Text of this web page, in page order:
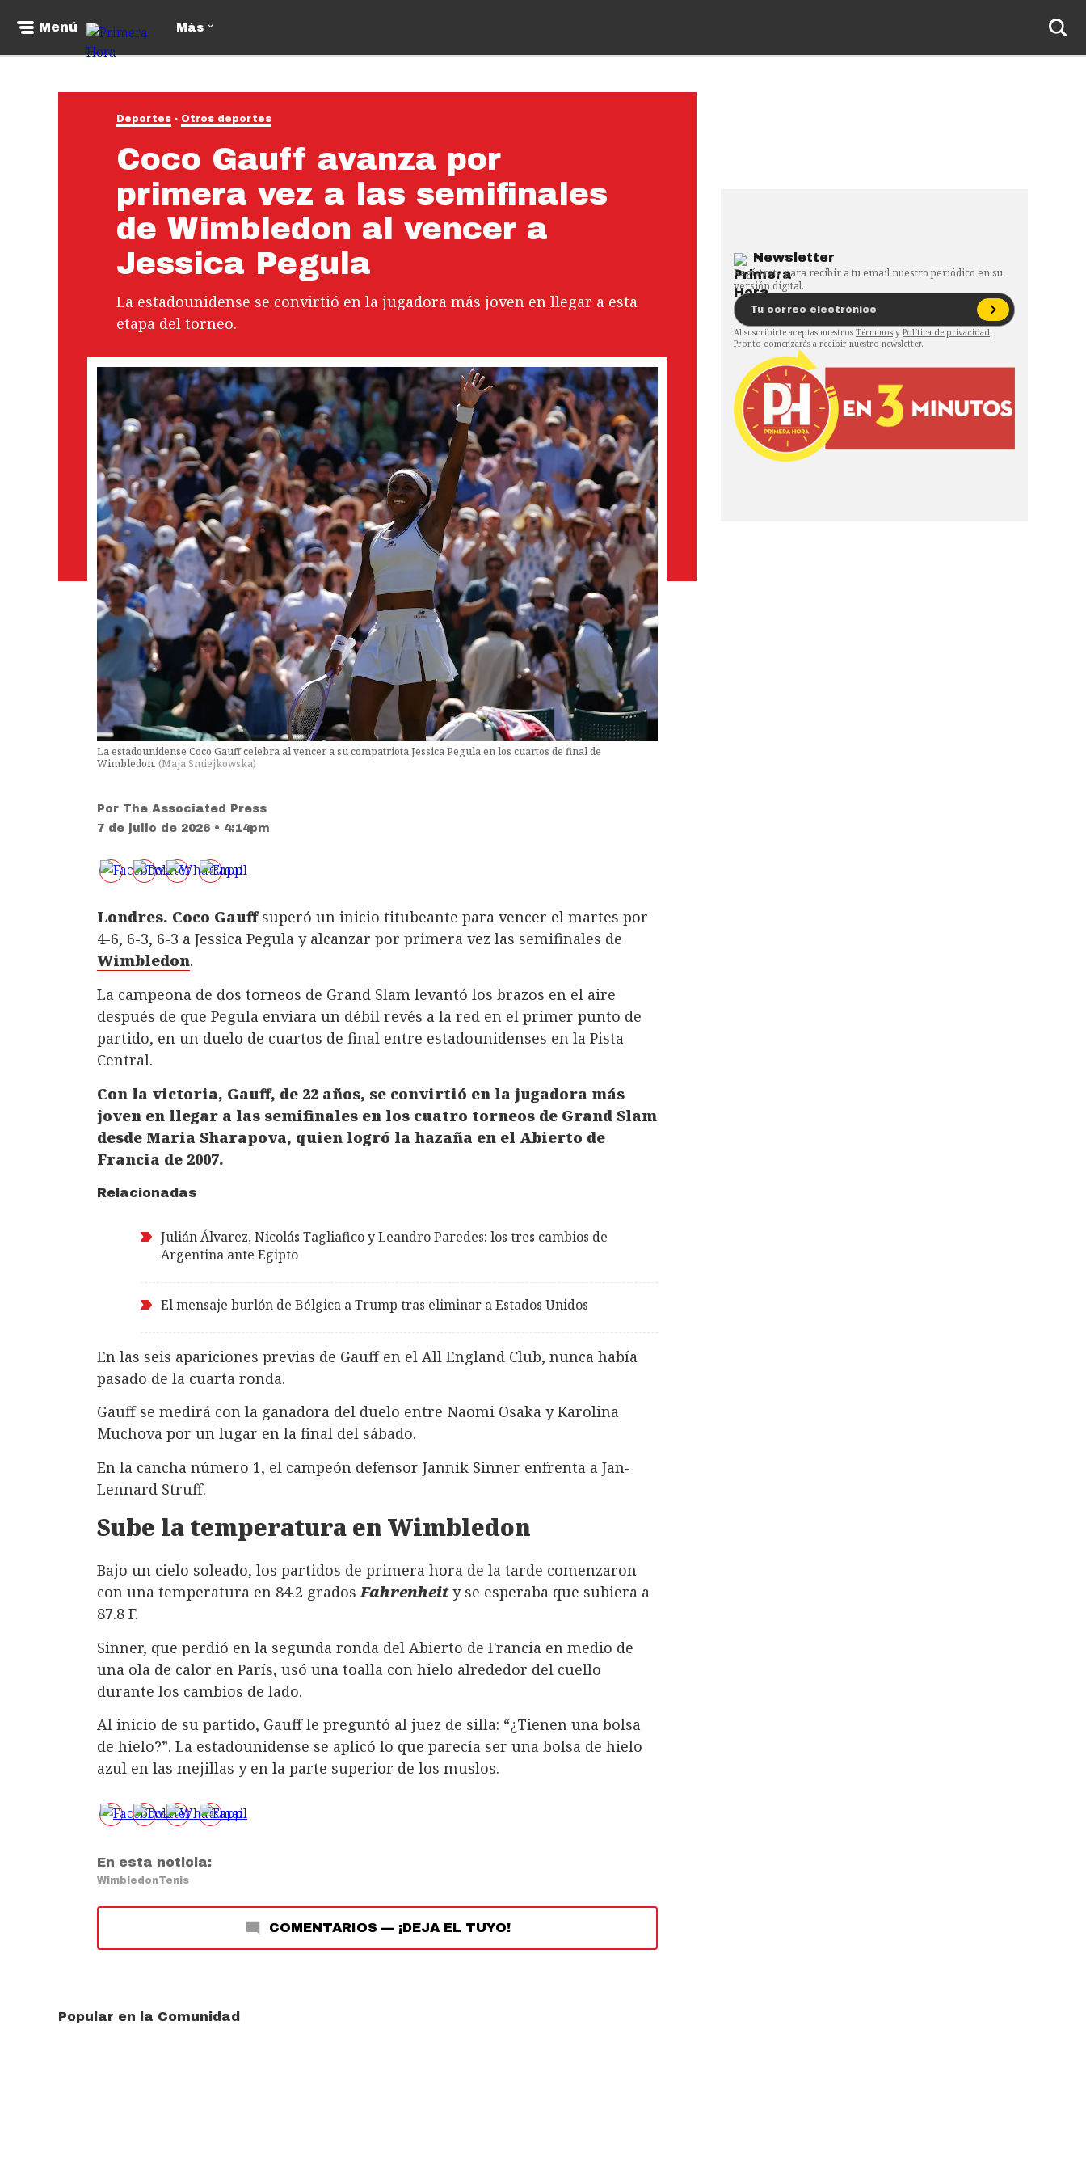
Menú Más
Deportes Otros deportes
Coco Gauff avanza por
primera vez a las semifinales
de Wimbledon al vencer a
Jessica Pegula
La estadounidense se convirtió en la jugadora más joven en llegar a esta
etapa del torneo.
La estadounidense Coco Gauff celebra al vencer a su compatriota Jessica Pegula en los cuartos de final de
Wimbledon. (Maja Smiejkowska)
Por The Associated Press
7 de julio de 2026 • 4:14pm
Londres. Coco Gauffsuperó un inicio titubeante para vencer el martes por
4-6, 6-3, 6-3 a Jessica Pegula y alcanzar por primera vez las semifinales de
Wimbledon.
La campeona de dos torneos de Grand Slam levantó los brazos en el aire
después de que Pegula enviara un débil revés a la red en el primer punto de
partido, en un duelo de cuartos de final entre estadounidenses en la Pista
Central.
Con la victoria, Gauff, de 22 años, se convirtió en la jugadora más
joven en llegar a las semifinales en los cuatro torneos de Grand Slam
desde Maria Sharapova, quien logró la hazaña en el Abierto de
Francia de 2007.
Relacionadas
Julián Álvarez, Nicolás Tagliafico y Leandro Paredes: los tres cambios de
Argentina ante Egipto
El mensaje burlón de Bélgica a Trump tras eliminar a Estados Unidos
En las seis apariciones previas de Gauff en el All England Club, nunca había
pasado de la cuarta ronda.
Gauff se medirá con la ganadora del duelo entre Naomi Osaka y Karolina
Muchova por un lugar en la final del sábado.
En la cancha número 1, el campeón defensor Jannik Sinner enfrenta a Jan-
Lennard Struff.
Sube la temperatura en Wimbledon
Bajo un cielo soleado, los partidos de primera hora de la tarde comenzaron
con una temperatura en 84.2 gradosFahrenheity se esperaba que subiera a
87.8 F.
Sinner, que perdió en la segunda ronda del Abierto de Francia en medio de
una ola de calor en París, usó una toalla con hielo alrededor del cuello
durante los cambios de lado.
Al inicio de su partido, Gauff le preguntó al juez de silla: “¿Tienen una bolsa
de hielo?”. La estadounidense se aplicó lo que parecía ser una bolsa de hielo
azul en las mejillas y en la parte superior de los muslos.
En esta noticia:
WimbledonTenis
COMENTARIOS — ¡DEJA EL TUYO!
Popular en la Comunidad
Newsletter
Regístrate para recibir a tu email nuestro periódico en su
versión digital.
Al suscribirte aceptas nuestros Términos y Política de privacidad.
Pronto comenzarás a recibir nuestro newsletter.